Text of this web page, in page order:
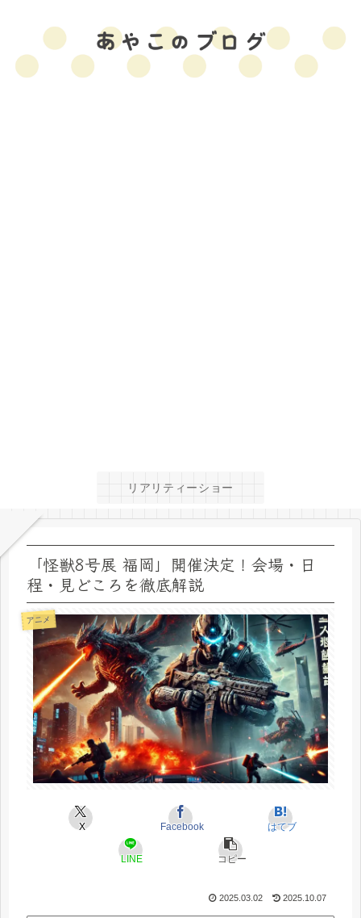
リアリティーショー
「怪獣8号展 福岡」開催決定！会場・日
程・見どころを徹底解説
アニメ
X Facebook はてブ
LINE コピー
2025.03.02 2025.10.07